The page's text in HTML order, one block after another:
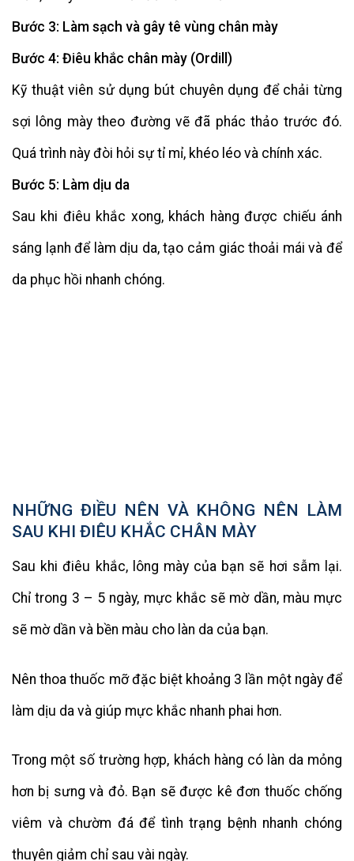
Bước 3: Làm sạch và gây tê vùng chân mày
Bước 4: Điêu khắc chân mày (Ordill)
Kỹ thuật viên sử dụng bút chuyên dụng để chải từng
sợi lông mày theo đường vẽ đã phác thảo trước đó.
Quá trình này đòi hỏi sự tỉ mỉ, khéo léo và chính xác.
Bước 5: Làm dịu da
Sau khi điêu khắc xong, khách hàng được chiếu ánh
sáng lạnh để làm dịu da, tạo cảm giác thoải mái và để
da phục hồi nhanh chóng.
NHỮNG ĐIỀU NÊN VÀ KHÔNG NÊN LÀM
SAU KHI ĐIÊU KHẮC CHÂN MÀY
Sau khi điêu khắc, lông mày của bạn sẽ hơi sẫm lại.
Chỉ trong 3 – 5 ngày, mực khắc sẽ mờ dần, màu mực
sẽ mờ dần và bền màu cho làn da của bạn.
Nên thoa thuốc mỡ đặc biệt khoảng 3 lần một ngày để
làm dịu da và giúp mực khắc nhanh phai hơn.
Trong một số trường hợp, khách hàng có làn da mỏng
hơn bị sưng và đỏ. Bạn sẽ được kê đơn thuốc chống
viêm và chườm đá để tình trạng bệnh nhanh chóng
thuyên giảm chỉ sau vài ngày.